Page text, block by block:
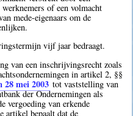
of een volmacht
mede-eigenaars om de
vijf jaar bedraagt.
van een inschrijvingsrecht zoals
in artikel 2, §§
mei 2003 tot vaststelling van
der Ondernemingen als
vergoeding van erkende
artikel bepaalt dat de